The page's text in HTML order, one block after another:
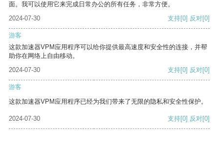
面。我可以使用它来完成日常办公的所有任务，非常方便。
2024-07-30
支持[0] 反对[0]
游客
这款加速器VPM应用程序可以给你提供最高速度和安全性的连接，并帮
助你在网络上自由移动。
2024-07-30
支持[0] 反对[0]
游客
这款加速器VPM应用程序已经为我们带来了无限的隐私和安全性保护。
2024-07-30 支持[0] 反对[0]